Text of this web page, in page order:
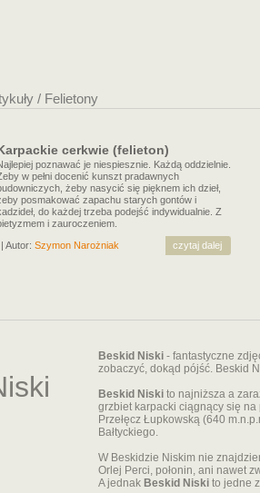
/ Felietony
cerkwie (felieton)
poznawać je niespiesznie. Każdą oddzielnie.
w pełni docenić kunszt pradawnych
żeby nasycić się pięknem ich dzieł,
posmakować zapachu starych gontów i
do każdej trzeba podejść indywidualnie. Z
i zauroczeniem.
| Autor: Szymon Narożniak czytaj dalej
Beskid Niski - fantastyczne
zobaczyć, dokąd pójść. Beskid
Beskid Niski to najniższa a
grzbiet karpacki ciągnący się na
Przełęcz Łupkowską (640
Bałtyckiego.
W Beskidzie Niskim nie
Orlej Perci, połonin, ani nawet
A jednak Beskid Niski to jedne